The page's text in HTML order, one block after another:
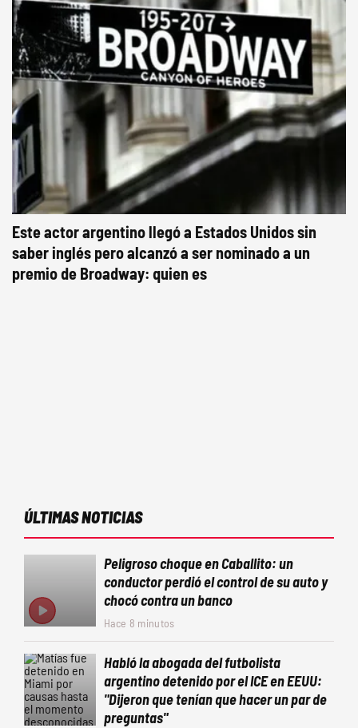
Este actor argentino llegó a Estados Unidos sin
saber inglés pero alcanzó a ser nominado a un
premio de Broadway: quien es
ÚLTIMAS NOTICIAS
Peligroso choque en Caballito: un
conductor perdió el control de su auto y
chocó contra un banco
Hace 8 minutos
Habló la abogada del futbolista
argentino detenido por el ICE en EEUU:
"Dijeron que tenían que hacer un par de
preguntas"